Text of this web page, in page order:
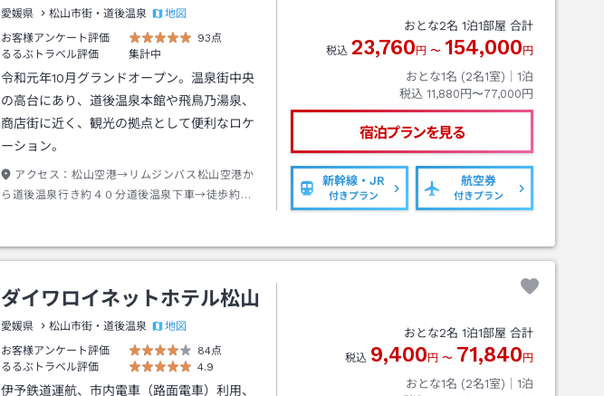
愛媛県 松山市街・道後温泉
地図
お客様アンケート評価
93点
るるぶトラベル評価
集計中
令和元年10月グランドオープン。温泉街中央
の高台にあり、道後温泉本館や飛鳥乃湯泉、
商店街に近く、観光の拠点として便利なロケ
ーション。
アクセス： 松山空港→リムジンバス松山空港か
ら道後温泉行き約４０分道後温泉下車→徒歩約５
おとな2名 1泊1部屋 合計
税込 23,760 円 〜 154,000 円
おとな1名 (2名1室)｜ 1泊
税込 11,880円〜77,000円
宿泊プランを見る
新幹線・JR
付きプラン
航空券
付きプラン
ダイワロイネットホテル松山
愛媛県 松山市街・道後温泉
地図
お客様アンケート評価
84点
るるぶトラベル評価
4.9
伊予鉄道運航、市内電車（路面電車）利用、
おとな2名 1泊1部屋 合計
税込 9,400 円 〜 71,840 円
おとな1名 (2名1室)｜ 1泊